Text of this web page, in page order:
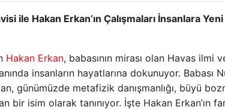
ile Hakan Erkan’ın Çalışmaları İnsanlara Yeni
Hakan Erkan, babasının mirası olan Havas ilmi
insanların hayatlarına dokunuyor. Babası
günümüzde metafizik danışmanlığı, büyü
isim olarak tanınıyor. İşte Hakan Erkan’ın